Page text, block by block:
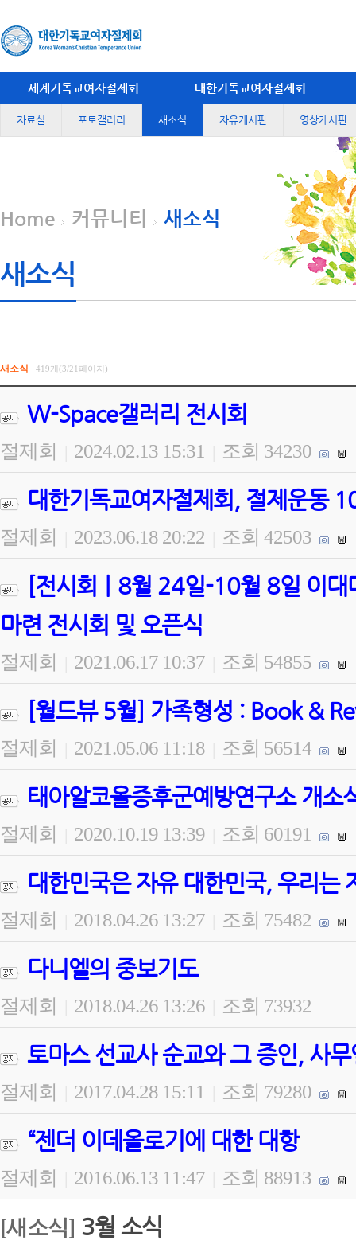
세계기독교여자절제회 대한기독교여자절제회
자료실 포토갤러리 새소식 자유게시판 영상게시판
Home 커뮤니티 새소식
새소식
새소식 419개(3/21페이지)
W-Space갤러리 전시회
절제회 2024.02.13 15:31 조회 34230
대한기독교여자절제회, 절제운동
절제회 2023.06.18 20:22 조회 42503
[전시회ㅣ8월 24일-10월 8일 이
마련 전시회 및 오픈식
절제회 2021.06.17 10:37 조회 54855
[월드뷰 5월] 가족형성 : Book &
절제회 2021.05.06 11:18 조회 56514
태아알코올증후군예방연구소 개소
절제회 2020.10.19 13:39 조회 60191
대한민국은 자유 대한민국, 우리는
절제회 2018.04.26 13:27 조회 75482
다니엘의 중보기도
절제회 2018.04.26 13:26 조회 73932
토마스 선교사 순교와 그 증인, 사
절제회 2017.04.28 15:11 조회 79280
“젠더 이데올로기에 대한 대항
절제회 2016.06.13 11:47 조회 88913
[새소식] 3월 소식